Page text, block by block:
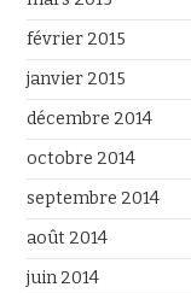
février 2015
janvier 2015
décembre 2014
octobre 2014
septembre 2014
août 2014
juin 2014